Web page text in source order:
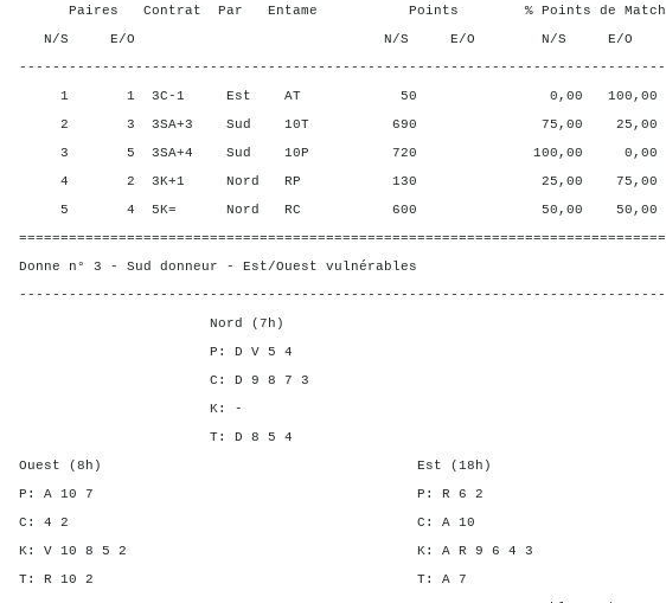
Paires Contrat Par Entame Points % Points de Match
N/S E/O N/S E/O N/S E/O
------------------------------------------------------------------------------
1 1 3C-1 Est AT 50 0,00 100,00
2 3 3SA+3 Sud 10T 690 75,00 25,00
3 5 3SA+4 Sud 10P 720 100,00 0,00
4 2 3K+1 Nord RP 130 25,00 75,00
5 4 5K= Nord RC 600 50,00 50,00
==============================================================================
Donne n° 3 - Sud donneur - Est/Ouest vulnérables
------------------------------------------------------------------------------
Nord (7h)
P: D V 5 4
C: D 9 8 7 3
K: -
T: D 8 5 4
Ouest (8h) Est (18h)
P: A 10 7 P: R 6 2
C: 4 2 C: A 10
K: V 10 8 5 2 K: A R 9 6 4 3
T: R 10 2 T: A 7